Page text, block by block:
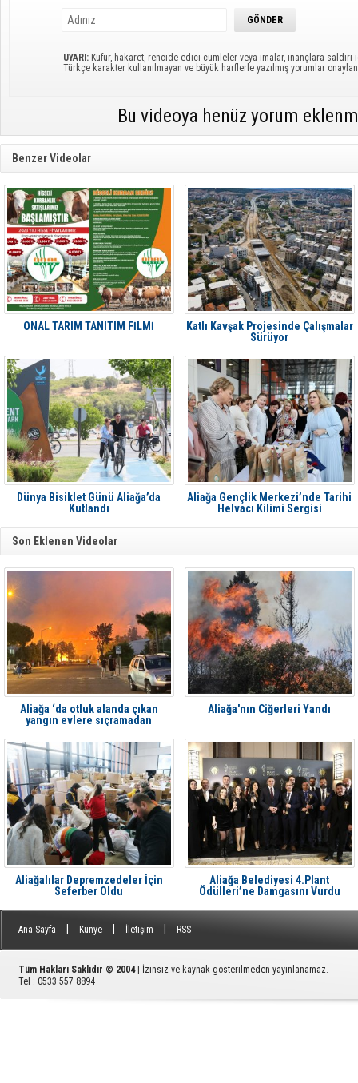
UYARI: Küfür, hakaret, rencide edici cümleler veya imalar, inançlara saldırı
Türkçe karakter kullanılmayan ve büyük harflerle yazılmış yorumlar
Bu videoya henüz yorum
Benzer Videolar
ÖNAL TARIM TANITIM FİLMİ
Katlı Kavşak Projesinde Çalışmalar
Sürüyor
Dünya Bisiklet Günü Aliağa’da
Kutlandı
Aliağa Gençlik Merkezi’nde Tarihi
Helvacı Kilimi Sergisi
Son Eklenen Videolar
Aliağa ‘da otluk alanda çıkan
yangın evlere sıçramadan
Aliağa'nın Ciğerleri Yandı
Aliağalılar Depremzedeler İçin
Seferber Oldu
Aliağa Belediyesi 4.Plant
Ödülleri’ne Damgasını Vurdu
Ana Sayfa Künye İletişim RSS
Tüm Hakları Saklıdır © 2004| İzinsiz ve kaynak gösterilmeden yayınlanamaz.
Tel : 0533 557 8894